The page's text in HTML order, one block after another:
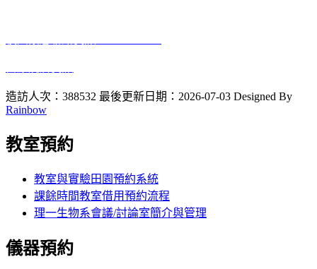
造訪人次：388532 最後更新日期：2026-07-03 Designed By
Rainbow
教室預約
教室與實驗田園預約系統
課餘時間教室借用預約流程
理一生物系會議/討論室簡介與管理
儀器預約